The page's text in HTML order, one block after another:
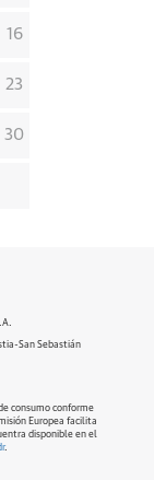
16
23
30
San Sebastián
consumo conforme
Europea facilita
disponible en el
.